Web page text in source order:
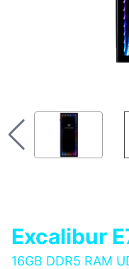
Excalibur
16GB DDR5 RAM